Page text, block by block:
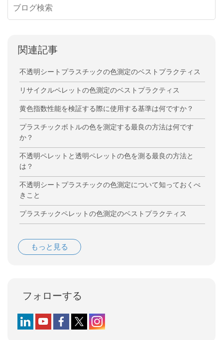
関連記事
不透明シートプラスチックの色測定のベストプラクティス
リサイクルペレットの色測定のベストプラクティス
黄色指数性能を検証する際に使用する基準は何ですか？
プラスチックボトルの色を測定する最良の方法は何です
か？
不透明ペレットと透明ペレットの色を測る最良の方法と
は？
不透明シートプラスチックの色測定について知っておくべ
きこと
プラスチックペレットの色測定のベストプラクティス
もっと見る
フォローする
Follow us on LinkedIn
Follow us on YouTube
Follow us on Facebook
Follow us on X (formerly Twitter)
Follow us on Instagram